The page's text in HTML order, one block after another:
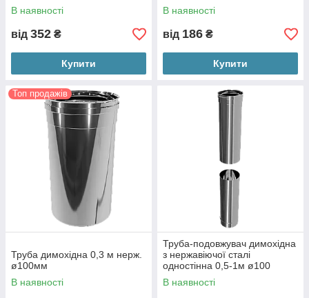
В наявності
від 352 ₴
Купити
В наявності
від 186 ₴
Купити
Топ продажів
Труба димохідна 0,3 м нерж.
ø100мм
В наявності
Труба-подовжувач димохідна
з нержавіючої сталі
одностінна 0,5-1м ø100
В наявності